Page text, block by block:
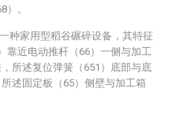
）。
种家用型稻谷碾碎设备，其特征
靠近电动推杆（66）一侧与加工
所述复位弹簧（651）底部与底
述固定板（65）侧壁与加工箱